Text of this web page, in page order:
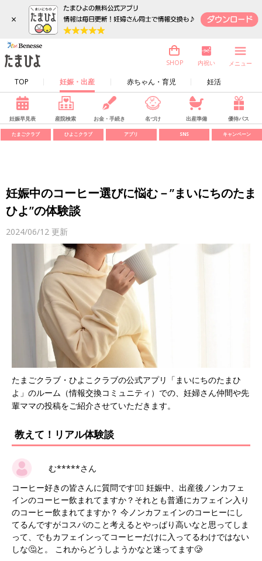
×
TOP 妊娠・出産 赤ちゃん・育児 妊活
SHOP 内祝い メニュー
妊娠早見表 産院検索 お金・手続き 名づけ 出産準備 優待パス
たまごクラブ ひよこクラブ アプリ SNS キャンペーン
妊娠中のコーヒー選びに悩む－”まいにちのたま
ひよ”の体験談
2024/06/12 更新
たまごクラブ・ひよこクラブの公式アプリ「まいにちのたまひ
よ」のルーム（情報交換コミュニティ）での、妊婦さん仲間や先
輩ママの投稿をご紹介させていただきます。
教えて！リアル体験談
む*****さん
コーヒー好きの皆さんに質問です🙋‍♀️ 妊娠中、出産後ノンカフェ
インのコーヒー飲まれてますか？それとも普通にカフェイン入り
のコーヒー飲まれてますか？ 今ノンカフェインのコーヒーにし
てるんですがコスパのこと考えるとやっぱり高いなと思ってしま
って、でもカフェインってコーヒーだけに入ってるわけではない
しな🤔と。 これからどうしようかなと迷ってます🥲